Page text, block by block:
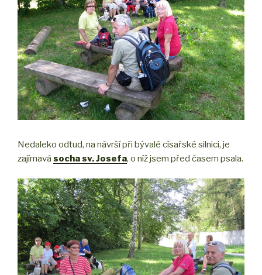
Nedaleko odtud, na návrší při bývalé císařské silnici, je
zajímavá socha sv. Josefa, o níž jsem před časem psala.